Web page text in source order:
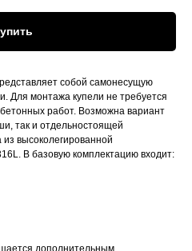
собой самонесущую
Для монтажа купели не требуется
работ. Возможна вариант
так и отдельностоящей
высоколегированной
В базовую комплектацию входит: